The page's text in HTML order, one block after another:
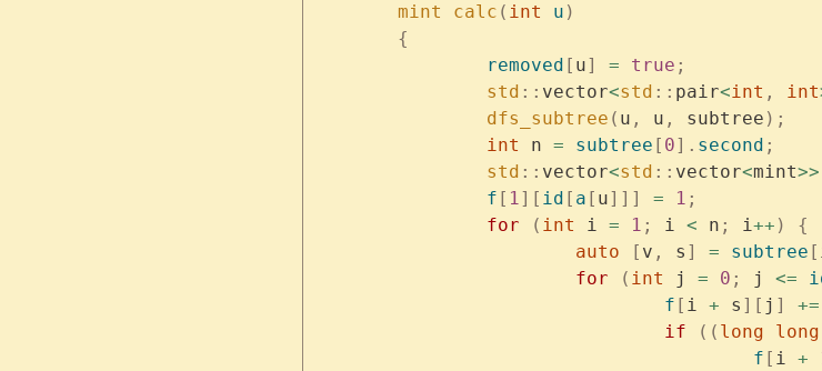
	mint
calc ( int u )
	{
		removed
[ u] = true ;
		std
:: vector<std :: pair<int , int
		dfs_subtree
( u , u , subtree );
		int
n = subtree [ 0]. second ;
		std
:: vector<std :: vector<mint>>
		f
[ 1][ id [ a [ u]]] = 1 ;
		for
( int i = 1 ; i < n ; i++ )
{
			auto
[ v , s ] = subtree [
			for
( int j = 0 ; j <=
				f
[ i + s ][ j ] +=
				if
(( long long
					f
[ i +